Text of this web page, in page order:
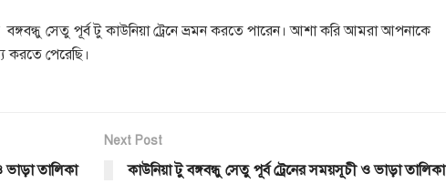
সেতু পূর্ব টু কাউনিয়া ট্রেনে ভ্রমন করতে পারেন। আশা করি আমরা আপনাকে
করতে পেরেছি।
তালিকা
Next Post
কাউনিয়া টু বঙ্গবন্ধু সেতু পূর্ব ট্রেনের সময়সূচী ও ভাড়া তালিকা